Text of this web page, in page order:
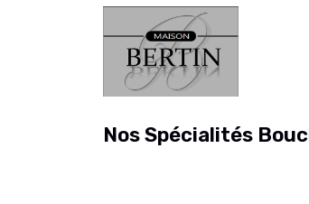
Nos Spécialités